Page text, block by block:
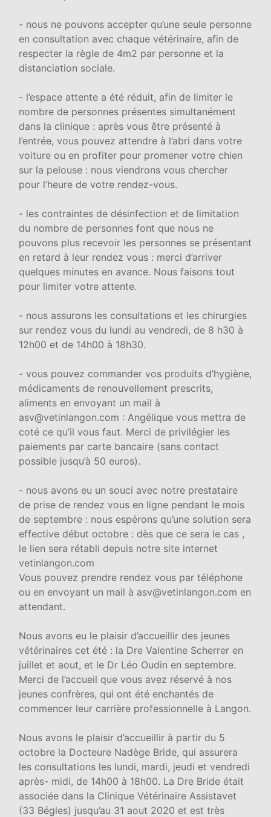
- nous ne pouvons accepter qu’une seule personne
en consultation avec chaque vétérinaire, afin de
respecter la règle de 4m2 par personne et la
distanciation sociale.
- l’espace attente a été réduit, afin de limiter le
nombre de personnes présentes simultanément
dans la clinique : après vous être présenté à
l’entrée, vous pouvez attendre à l’abri dans votre
voiture ou en profiter pour promener votre chien
sur la pelouse : nous viendrons vous chercher
pour l’heure de votre rendez-vous.
- les contraintes de désinfection et de limitation
du nombre de personnes font que nous ne
pouvons plus recevoir les personnes se présentant
en retard à leur rendez vous : merci d’arriver
quelques minutes en avance. Nous faisons tout
pour limiter votre attente.
- nous assurons les consultations et les chirurgies
sur rendez vous du lundi au vendredi, de 8 h30 à
12h00 et de 14h00 à 18h30.
- vous pouvez commander vos produits d’hygiène,
médicaments de renouvellement prescrits,
aliments en envoyant un mail à
asv@vetinlangon.com : Angélique vous mettra de
coté ce qu’il vous faut. Merci de privilégier les
paiements par carte bancaire (sans contact
possible jusqu’à 50 euros).
- nous avons eu un souci avec notre prestataire
de prise de rendez vous en ligne pendant le mois
de septembre : nous espérons qu’une solution sera
effective début octobre : dès que ce sera le cas ,
le lien sera rétabli depuis notre site internet
vetinlangon.com
Vous pouvez prendre rendez vous par téléphone
ou en envoyant un mail à asv@vetinlangon.com en
attendant.
Nous avons eu le plaisir d’accueillir des jeunes
vétérinaires cet été : la Dre Valentine Scherrer en
juillet et aout, et le Dr Léo Oudin en septembre.
Merci de l’accueil que vous avez réservé à nos
jeunes confrères, qui ont été enchantés de
commencer leur carrière professionnelle à Langon.
Nous avons le plaisir d’accueillir à partir du 5
octobre la Docteure Nadège Bride, qui assurera
les consultations les lundi, mardi, jeudi et vendredi
après- midi, de 14h00 à 18h00. La Dre Bride était
associée dans la Clinique Vétérinaire Assistavet
(33 Bégles) jusqu’au 31 aout 2020 et est très